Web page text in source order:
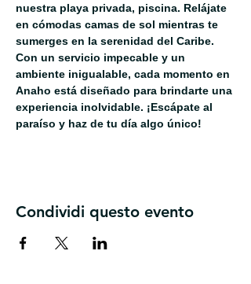
nuestra playa privada, piscina. Relájate
en cómodas camas de sol mientras te
sumerges en la serenidad del Caribe.
Con un servicio impecable y un
ambiente inigualable, cada momento en
Anaho está diseñado para brindarte una
experiencia inolvidable. ¡Escápate al
paraíso y haz de tu día algo único!
Condividi questo evento